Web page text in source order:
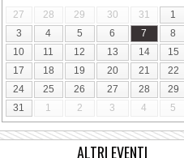
27
28 29 30 31 1
3
4 5 6 7 8
10
11 12 13 14 15
17
18 19 20 21 22
24
25 26 27 28 29
31
1 2 3 4 5
ALTRI EVENTI